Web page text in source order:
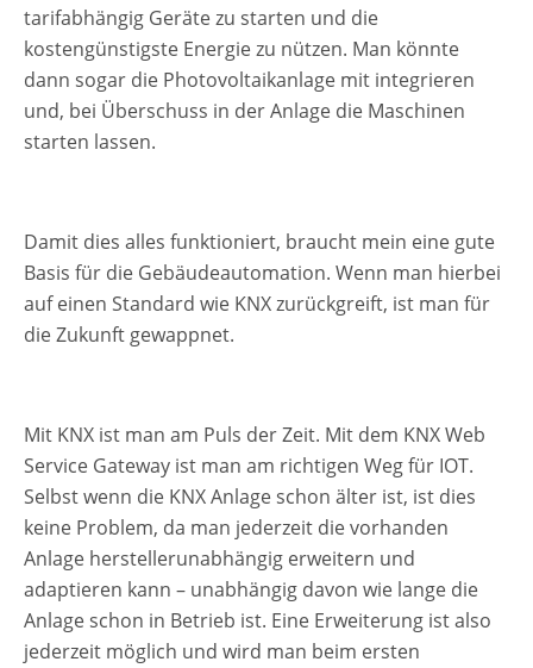
tarifabhängig Geräte zu starten und die
kostengünstigste Energie zu nützen. Man könnte
dann sogar die Photovoltaikanlage mit integrieren
und, bei Überschuss in der Anlage die Maschinen
starten lassen.
Damit dies alles funktioniert, braucht mein eine gute
Basis für die Gebäudeautomation. Wenn man hierbei
auf einen Standard wie KNX zurückgreift, ist man für
die Zukunft gewappnet.
Mit KNX ist man am Puls der Zeit. Mit dem KNX Web
Service Gateway ist man am richtigen Weg für IOT.
Selbst wenn die KNX Anlage schon älter ist, ist dies
keine Problem, da man jederzeit die vorhanden
Anlage herstellerunabhängig erweitern und
adaptieren kann – unabhängig davon wie lange die
Anlage schon in Betrieb ist. Eine Erweiterung ist also
jederzeit möglich und wird man beim ersten